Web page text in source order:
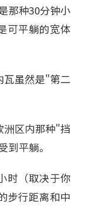
那种30分钟小
可平躺的宽体
虽然是"第二
洲区内那种"挡
平躺。
时（取决于你
步行距离和中